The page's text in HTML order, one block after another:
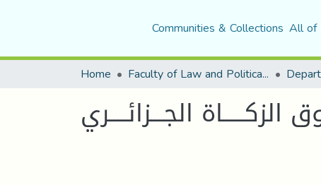
Communities & Collections All of
Home Faculty of Law and Political Science
الجـــزائــــري